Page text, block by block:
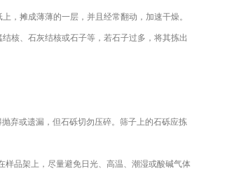
，摊成薄薄的一层，并且经常翻动，加速干燥。
核、石灰结核或石子等，若石子过多，将其拣出
弃或遗漏，但石砾切勿压碎。筛子上的石砾应拣
品架上，尽量避免日光、高温、潮湿或酸碱气体